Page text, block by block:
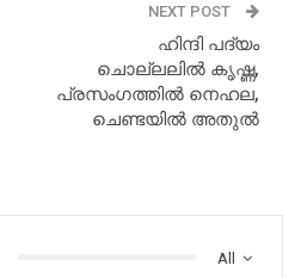
NEXT POST
ഹിന്ദി പദ്യം
ചൊല്ലലിൽ കൃഷ്ണ,
പ്രസംഗത്തിൽ നെഹല,
ചെണ്ടയിൽ അതുൽ
All